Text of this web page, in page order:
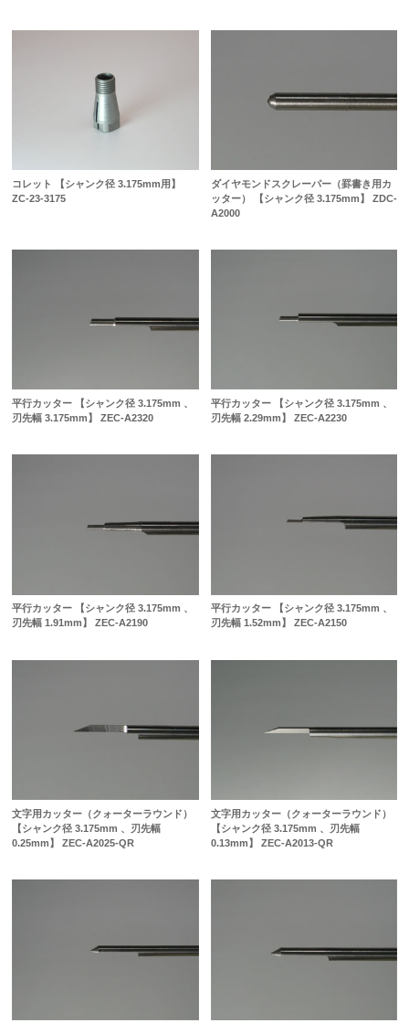
コレット 【シャンク径 3.175mm用】
ZC-23-3175
ダイヤモンドスクレーパー（罫書き用カ
ッター） 【シャンク径 3.175mm】 ZDC-
A2000
平行カッター 【シャンク径 3.175mm 、
刃先幅 3.175mm】 ZEC-A2320
平行カッター 【シャンク径 3.175mm 、
刃先幅 2.29mm】 ZEC-A2230
平行カッター 【シャンク径 3.175mm 、
刃先幅 1.91mm】 ZEC-A2190
平行カッター 【シャンク径 3.175mm 、
刃先幅 1.52mm】 ZEC-A2150
文字用カッター（クォーターラウンド）
【シャンク径 3.175mm 、刃先幅
0.25mm】 ZEC-A2025-QR
文字用カッター（クォーターラウンド）
【シャンク径 3.175mm 、刃先幅
0.13mm】 ZEC-A2013-QR